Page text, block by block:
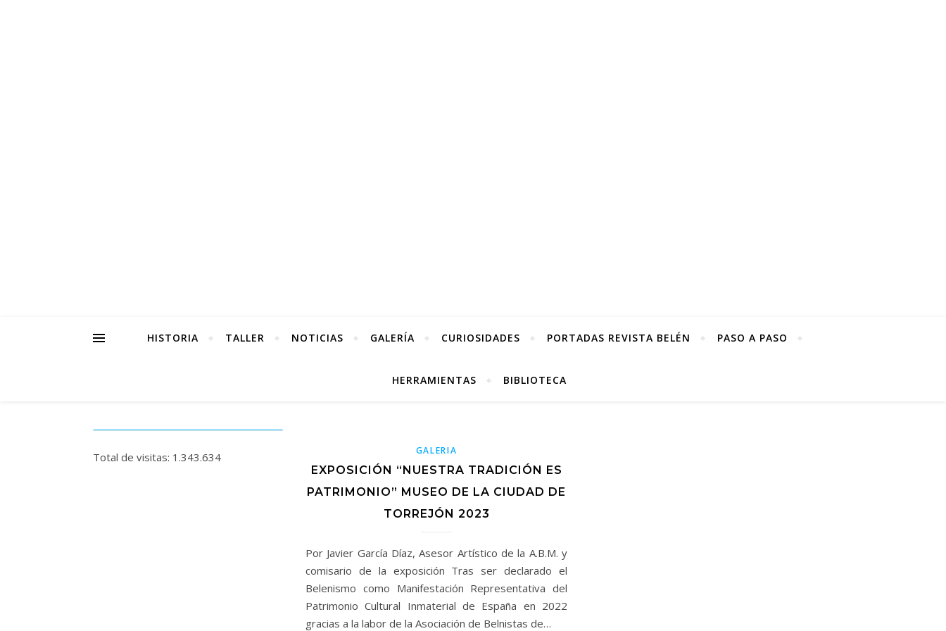
HISTORIA TALLER NOTICIAS GALERÍA CURIOSIDADES PORTADAS REVISTA BELÉN PASO A PASO
HERRAMIENTAS BIBLIOTECA
Total de visitas: 1.343.634 GALERIA
EXPOSICIÓN “NUESTRA TRADICIÓN ES
PATRIMONIO” MUSEO DE LA CIUDAD DE
TORREJÓN 2023
Por Javier García Díaz, Asesor Artístico de la A.B.M. y
comisario de la exposición Tras ser declarado el
Belenismo como Manifestación Representativa del
Patrimonio Cultural Inmaterial de España en 2022
gracias a la labor de la Asociación de Belnistas de…